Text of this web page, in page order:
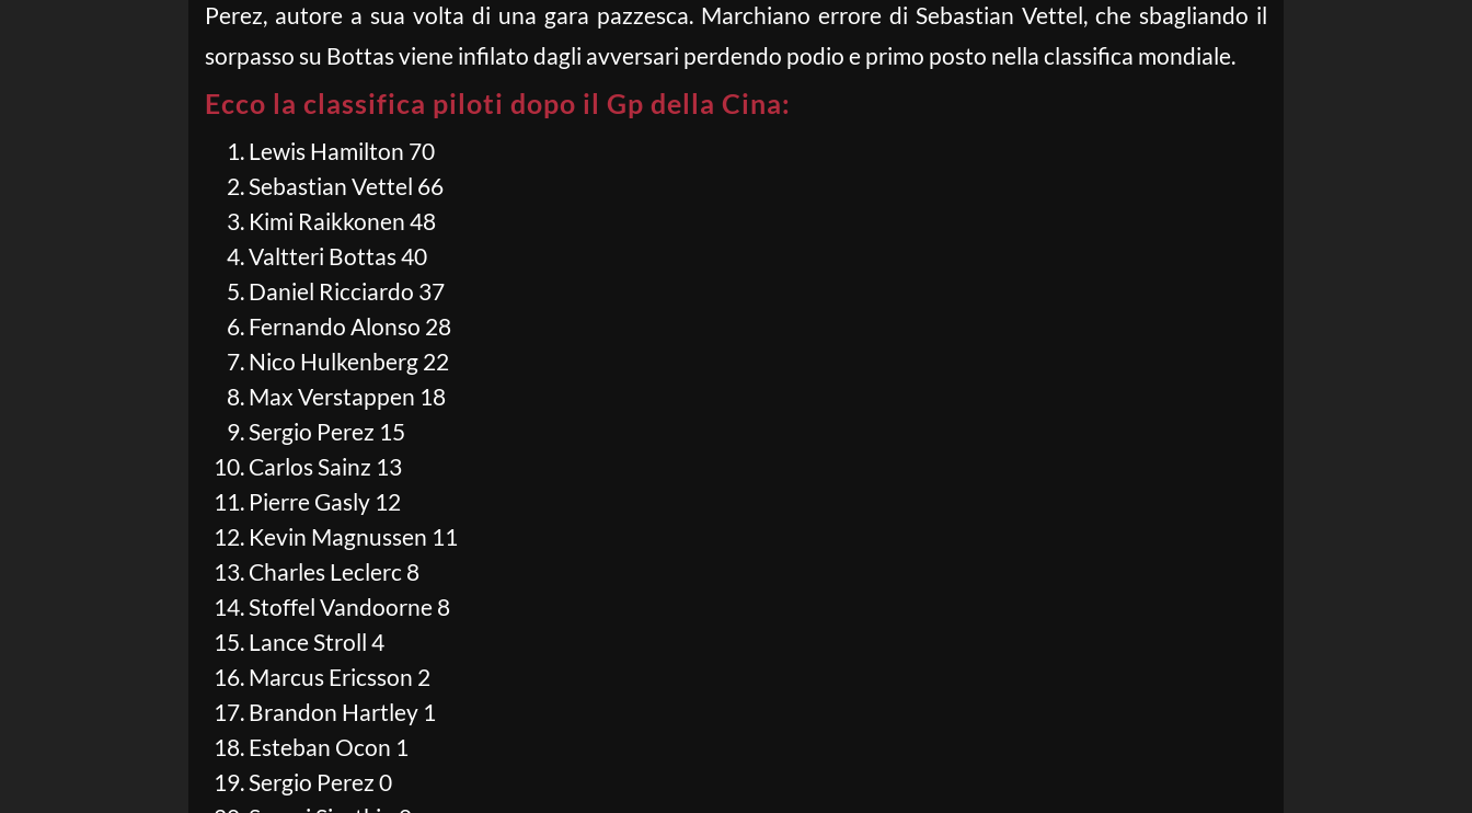
Perez, autore a sua volta di una gara pazzesca. Marchiano errore di Sebastian Vettel, che sbagliando il
sorpasso su Bottas viene infilato dagli avversari perdendo podio e primo posto nella classifica mondiale.
Ecco la classifica piloti dopo il Gp della Cina:
Lewis Hamilton 70
Sebastian Vettel 66
Kimi Raikkonen 48
Valtteri Bottas 40
Daniel Ricciardo 37
Fernando Alonso 28
Nico Hulkenberg 22
Max Verstappen 18
Sergio Perez 15
Carlos Sainz 13
Pierre Gasly 12
Kevin Magnussen 11
Charles Leclerc 8
Stoffel Vandoorne 8
Lance Stroll 4
Marcus Ericsson 2
Brandon Hartley 1
Esteban Ocon 1
Sergio Perez 0